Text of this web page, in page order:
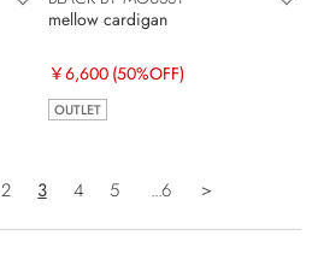
mellow cardigan
￥6,600 (50%OFF)
OUTLET
2 3 4 5 ...6 ＞